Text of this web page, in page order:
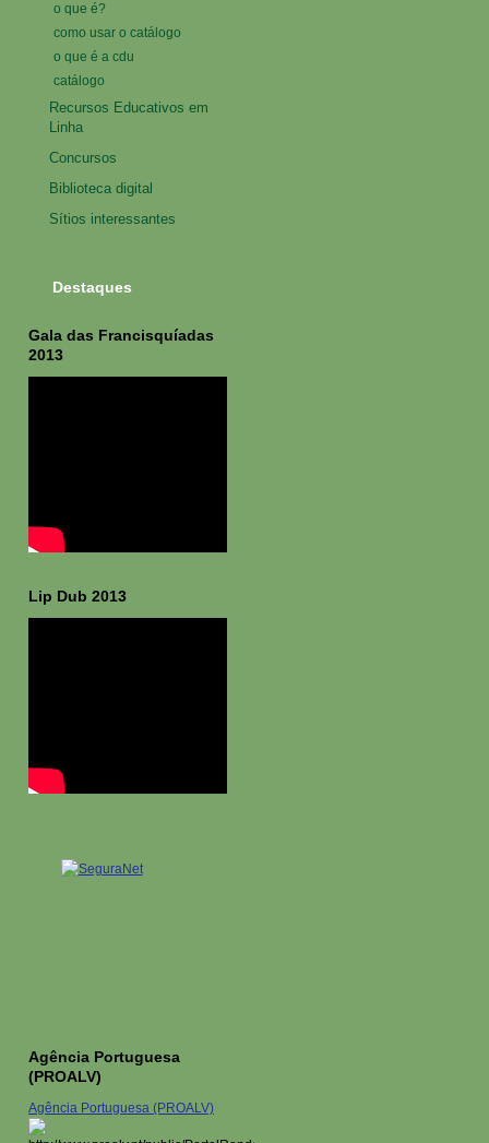
o que é?
como usar o catálogo
o que é a cdu
catálogo
Recursos Educativos em
Linha
Concursos
Biblioteca digital
Sítios interessantes
Destaques
Gala das Francisquíadas
2013
Lip Dub 2013
Agência Portuguesa
(PROALV)
Agência Portuguesa (PROALV)